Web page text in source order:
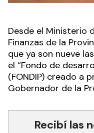
Desde el Ministerio
Finanzas de la
que ya son nueve
el “Fondo de
(FONDIP) creado a
Gobernador de la
Recibí las